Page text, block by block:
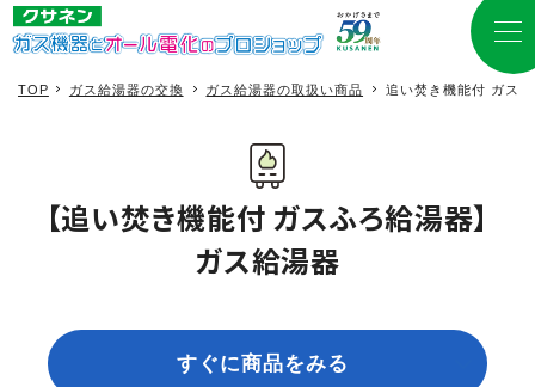
TOP ガス給湯器の交換 ガス給湯器の取扱い商品 追い焚き機能付 ガス
【追い​焚き機能付 ガスふろ給​湯器】
ガス給湯器
すぐに商品をみる